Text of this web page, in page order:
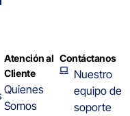
Atención al
Cliente
Quienes
Somos
Contáctanos
Nuestro
equipo de
soporte